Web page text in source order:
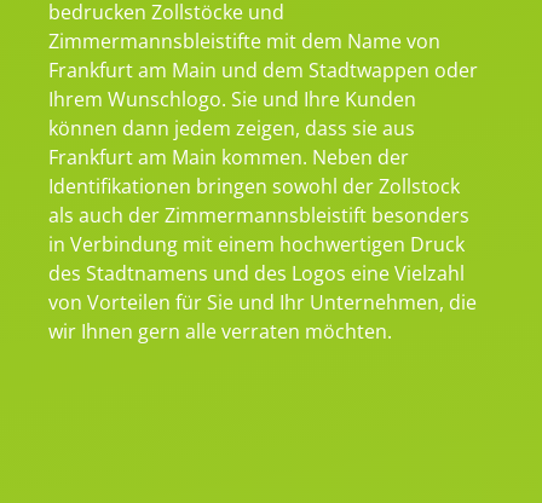
bedrucken Zollstöcke und
Zimmermannsbleistifte mit dem Name von
Frankfurt am Main und dem Stadtwappen oder
Ihrem Wunschlogo. Sie und Ihre Kunden
können dann jedem zeigen, dass sie aus
Frankfurt am Main kommen. Neben der
Identifikationen bringen sowohl der Zollstock
als auch der Zimmermannsbleistift besonders
in Verbindung mit einem hochwertigen Druck
des Stadtnamens und des Logos eine Vielzahl
von Vorteilen für Sie und Ihr Unternehmen, die
wir Ihnen gern alle verraten möchten.